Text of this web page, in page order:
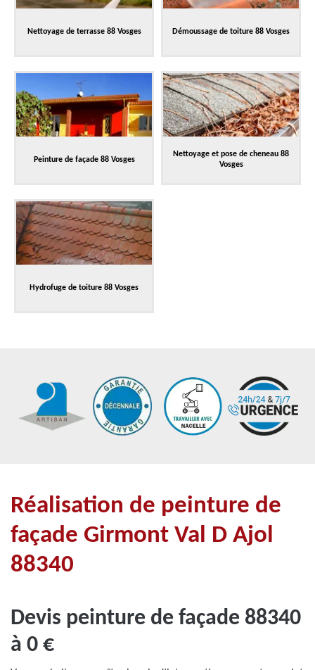
Nettoyage de terrasse 88 Vosges Démoussage de toiture 88 Vosges
Peinture de façade 88 Vosges
Nettoyage et pose de cheneau 88
Vosges
Hydrofuge de toiture 88 Vosges
Réalisation de peinture de
façade Girmont Val D Ajol
88340
Devis peinture de façade 88340
à 0 €